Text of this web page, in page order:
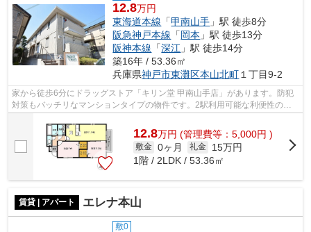
12.8万円
東海道本線 「甲南山手 」駅 徒歩8分
阪急神戸本線 「岡本 」駅 徒歩13分
阪神本線 「深江 」駅 徒歩14分
築16年 / 53.36㎡
兵庫県神戸市東灘区本山北町 １丁目9-2
家から徒歩6分にドラッグストア「キリン堂 甲南山手店」があります。防犯
対策もバッチリなマンションタイプの物件です。2駅利用可能な利便性の高
12.8万円 (管理費等：5,000円 )
敷金 0ヶ月 礼金
15万円
1階 / 2LDK / 53.36㎡
賃貸 | アパート エレナ本山
敷0